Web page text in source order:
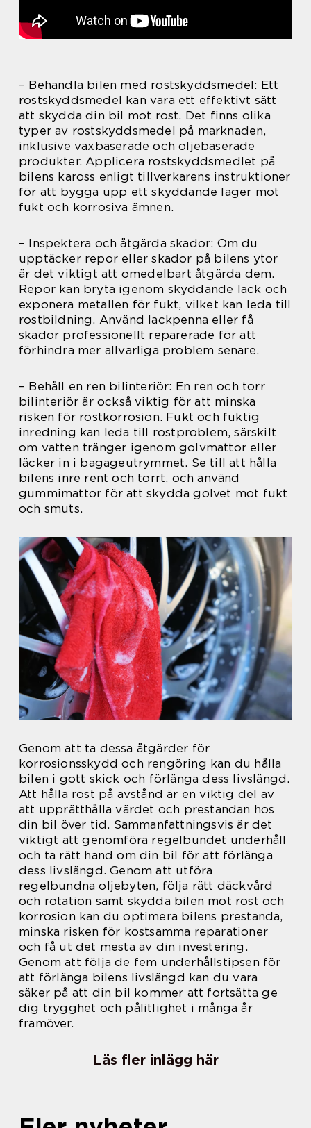
– Behandla bilen med rostskyddsmedel: Ett
rostskyddsmedel kan vara ett effektivt sätt
att skydda din bil mot rost. Det finns olika
typer av rostskyddsmedel på marknaden,
inklusive vaxbaserade och oljebaserade
produkter. Applicera rostskyddsmedlet på
bilens kaross enligt tillverkarens instruktioner
för att bygga upp ett skyddande lager mot
fukt och korrosiva ämnen.
– Inspektera och åtgärda skador: Om du
upptäcker repor eller skador på bilens ytor
är det viktigt att omedelbart åtgärda dem.
Repor kan bryta igenom skyddande lack och
exponera metallen för fukt, vilket kan leda till
rostbildning. Använd lackpenna eller få
skador professionellt reparerade för att
förhindra mer allvarliga problem senare.
– Behåll en ren bilinteriör: En ren och torr
bilinteriör är också viktig för att minska
risken för rostkorrosion. Fukt och fuktig
inredning kan leda till rostproblem, särskilt
om vatten tränger igenom golvmattor eller
läcker in i bagageutrymmet. Se till att hålla
bilens inre rent och torrt, och använd
gummimattor för att skydda golvet mot fukt
och smuts.
Genom att ta dessa åtgärder för
korrosionsskydd och rengöring kan du hålla
bilen i gott skick och förlänga dess livslängd.
Att hålla rost på avstånd är en viktig del av
att upprätthålla värdet och prestandan hos
din bil över tid. Sammanfattningsvis är det
viktigt att genomföra regelbundet underhåll
och ta rätt hand om din bil för att förlänga
dess livslängd. Genom att utföra
regelbundna oljebyten, följa rätt däckvård
och rotation samt skydda bilen mot rost och
korrosion kan du optimera bilens prestanda,
minska risken för kostsamma reparationer
och få ut det mesta av din investering.
Genom att följa de fem underhållstipsen för
att förlänga bilens livslängd kan du vara
säker på att din bil kommer att fortsätta ge
dig trygghet och pålitlighet i många år
framöver.
Läs fler inlägg här